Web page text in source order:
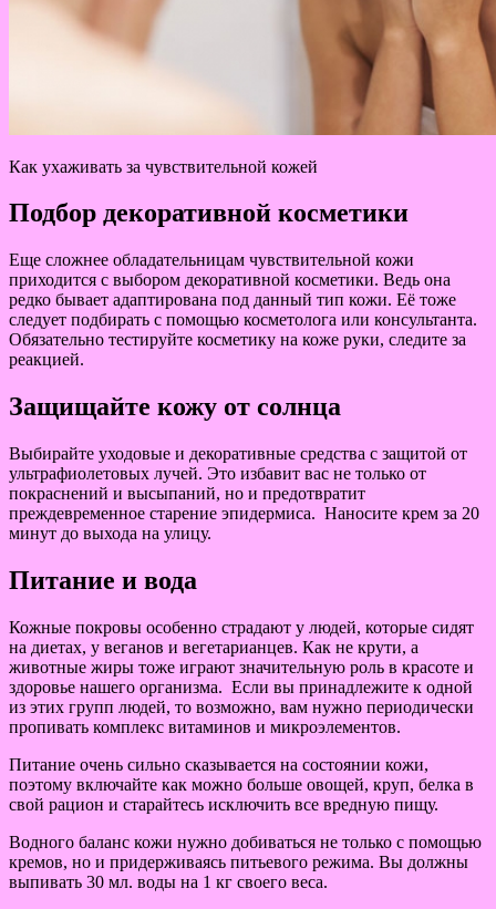
Как ухаживать за чувствительной кожей
Подбор декоративной косметики
Еще сложнее обладательницам чувствительной кожи
приходится с выбором декоративной косметики. Ведь она
редко бывает адаптирована под данный тип кожи. Её тоже
следует подбирать с помощью косметолога или консультанта.
Обязательно тестируйте косметику на коже руки, следите за
реакцией.
Защищайте кожу от солнца
Выбирайте уходовые и декоративные средства с защитой от
ультрафиолетовых лучей. Это избавит вас не только от
покраснений и высыпаний, но и предотвратит
преждевременное старение эпидермиса. Наносите крем за 20
минут до выхода на улицу.
Питание и вода
Кожные покровы особенно страдают у людей, которые сидят
на диетах, у веганов и вегетарианцев. Как не крути, а
животные жиры тоже играют значительную роль в красоте и
здоровье нашего организма. Если вы принадлежите к одной
из этих групп людей, то возможно, вам нужно периодически
пропивать комплекс витаминов и микроэлементов.
Питание очень сильно сказывается на состоянии кожи,
поэтому включайте как можно больше овощей, круп, белка в
свой рацион и старайтесь исключить все вредную пищу.
Водного баланс кожи нужно добиваться не только с помощью
кремов, но и придерживаясь питьевого режима. Вы должны
выпивать 30 мл. воды на 1 кг своего веса.